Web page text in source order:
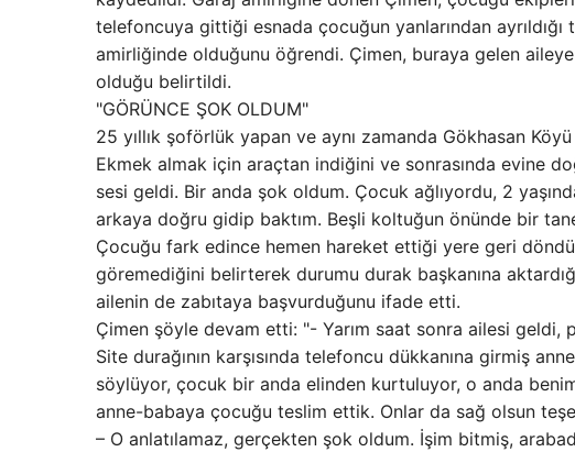
telefoncuya gittiği esnada çocuğun yanlarından
amirliğinde olduğunu öğrendi. Çimen, buraya gelen
olduğu belirtildi.
"GÖRÜNCE ŞOK OLDUM"
25 yıllık şoförlük yapan ve aynı zamanda Gökhasan
Ekmek almak için araçtan indiğini ve sonrasında evine
sesi geldi. Bir anda şok oldum. Çocuk ağlıyordu, 2
arkaya doğru gidip baktım. Beşli koltuğun önünde bir
Çocuğu fark edince hemen hareket ettiği yere geri
göremediğini belirterek durumu durak başkanına
ailenin de zabıtaya başvurduğunu ifade etti.
Çimen şöyle devam etti: "- Yarım saat sonra ailesi
Site durağının karşısında telefoncu dükkanına girmiş
söylüyor, çocuk bir anda elinden kurtuluyor, o anda
anne-babaya çocuğu teslim ettik. Onlar da sağ olsun
– O anlatılamaz, gerçekten şok oldum. İşim bitmiş,